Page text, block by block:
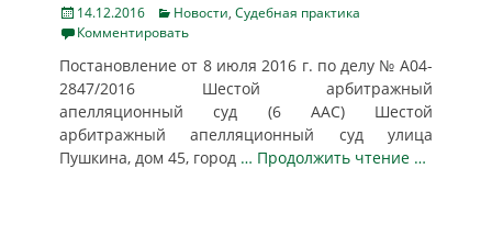
Posted
on
14.12.2016 Categories
Новости, Судебная практика
Комментировать
Постановление от 8 июля 2016 г. по делу № А04-
2847/2016 Шестой арбитражный
апелляционный суд (6 ААС) Шестой
арбитражный апелляционный суд улица
Пушкина, дом 45, город … Продолжить чтение …